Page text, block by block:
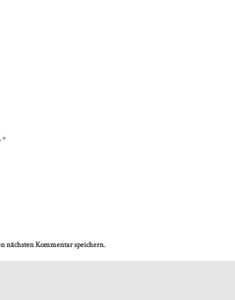
*
nächsten Kommentar speichern.